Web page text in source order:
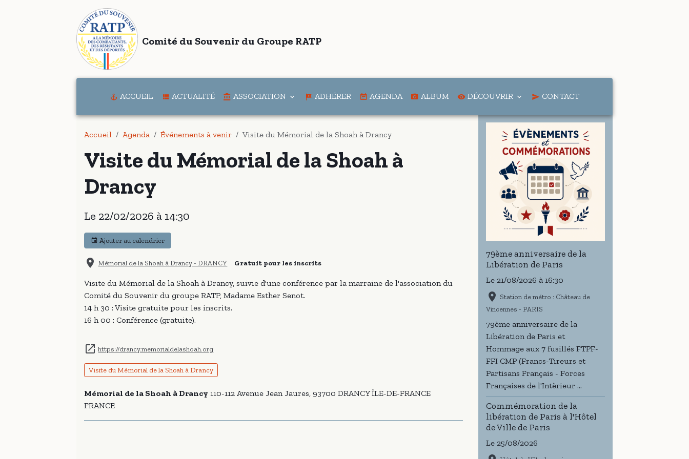
Comité du Souvenir du Groupe RATP
ACCUEIL ACTUALITÉ ASSOCIATION ADHÉRER AGENDA ALBUM DÉCOUVRIR CONTACT
Accueil Agenda Événements à venir Visite du Mémorial de la Shoah à Drancy
Visite du Mémorial de la Shoah à
Drancy
Le 22/02/2026 à 14:30
Ajouter au calendrier
Mémorial de la Shoah à Drancy - DRANCY Gratuit pour les inscrits
Visite du Mémorial de la Shoah à Drancy, suivie d'une conférence par la marraine de l'association du
Comité du Souvenir du groupe RATP, Madame Esther Senot.
14 h 30 : Visite gratuite pour les inscrits.
16 h 00 : Conférence (gratuite).
https://drancy.memorialdelashoah.org
Visite du Mémorial de la Shoah à Drancy
Mémorial de la Shoah à Drancy 110-112 Avenue Jean Jaures, 93700 DRANCY ÎLE-DE-FRANCE
FRANCE
79ème anniversaire de la
Libération de Paris
Le 21/08/2026 à 16:30
Station de métro : Château de
Vincennes - PARIS
79ème anniversaire de la
Libération de Paris et
Hommage aux 7 fusillés FTPF-
FFI CMP (Francs-Tireurs et
Partisans Français - Forces
Françaises de l'Intèrieur ...
Commémoration de la
libération de Paris à l'Hôtel
de Ville de Paris
Le 25/08/2026